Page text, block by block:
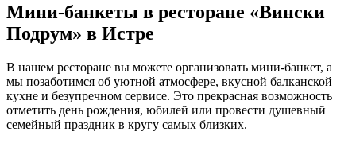
Мини-банкеты в ресторане «Вински
Подрум» в Истре
В нашем ресторане вы можете организовать мини-банкет, а
мы позаботимся об уютной атмосфере, вкусной балканской
кухне и безупречном сервисе. Это прекрасная возможность
отметить день рождения, юбилей или провести душевный
семейный праздник в кругу самых близких.